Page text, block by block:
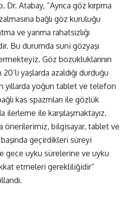
Dr. Atabay, ”Ayrıca göz kırpma
bağlı göz kuruluğu
ve yanma rahatsızlığı
Bu durumda suni gözyaşı
Göz bozukluklarının
yaşlarda azaldığı durduğu
yıllarda yoğun tablet ve telefon
kas spazmları ile gözlük
ilerleme ile karşılaşmaktayız.
önerilerimiz, bilgisayar, tablet ve
geçirdikleri süreyi
gece uyku sürelerine ve uyku
etmeleri gerekliliğidir”